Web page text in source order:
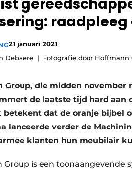
aanmelden
raadpleeg
21 januari 2021
Debaere
Fotografie door Hoffmann
Group, die midden
de laatste tijd hard aan
dat de oranje bijbel
lanceerde verder de
klanten hun meubilair
Group is een